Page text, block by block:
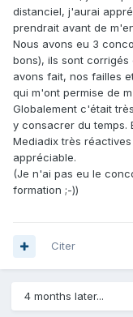
distanciel, j'aurai
prendrait avant de
Nous avons eu 3
bons), ils sont
avons fait, nos failles
qui m'ont permise de
Globalement c'était
y consacrer du temps.
Mediadix très
appréciable.
(Je n'ai pas eu le
formation ;-))
Citer
4 months later...